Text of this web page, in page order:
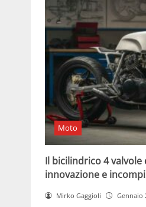
Moto
Il bicilindrico 4
innovazione e
Mirko Gaggioli Gennaio